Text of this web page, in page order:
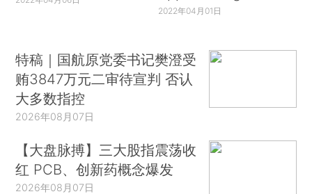
2022年04月01日
特稿｜国航原党委书记樊澄受
贿3847万元二审待宣判 否认
大多数指控
2026年08月07日
【大盘脉搏】三大股指震荡收
红 PCB、创新药概念爆发
2026年08月07日